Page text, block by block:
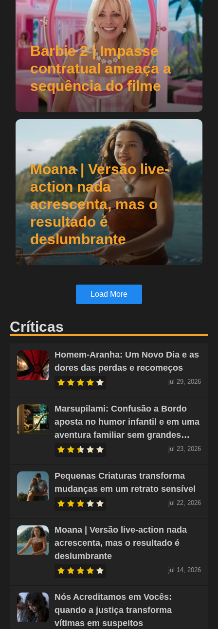
Barbie 2 | Impasse
contratual ameaça a
sequência do filme
Moana | Versão live-
action nada
acrescenta, mas o
resultado é
deslumbrante
Load More
Críticas
Homem-Aranha: Um Novo Dia e as
dores das perdas e recomeços
jul 29, 2026
Marsupilami: Confusão a Bordo
aposta no humor infantil e em uma
aventura familiar sem grandes…
jul 23, 2026
Pequenas Criaturas transforma
mudanças em um retrato sensível
jul 22, 2026
Moana | Versão live-action nada
acrescenta, mas o resultado é
deslumbrante
jul 14, 2026
Nós Acreditamos em Vocês:
quando a justiça transforma
vítimas em suspeitos